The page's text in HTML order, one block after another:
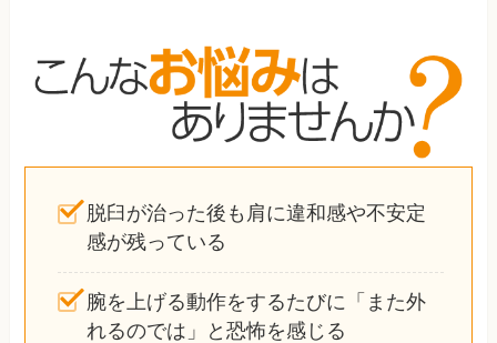
脱臼が治った後も肩に違和感や不安定
感が残っている
腕を上げる動作をするたびに「また外
れるのでは」と恐怖を感じる